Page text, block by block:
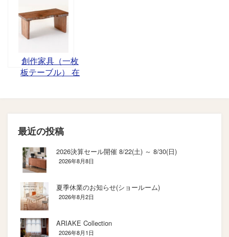
創作家具（一枚
板テーブル） 在
最近の投稿
2026決算セール開催 8/22(土) ～ 8/30(日)
2026年8月8日
夏季休業のお知らせ(ショールーム)
2026年8月2日
ARIAKE Collection
2026年8月1日